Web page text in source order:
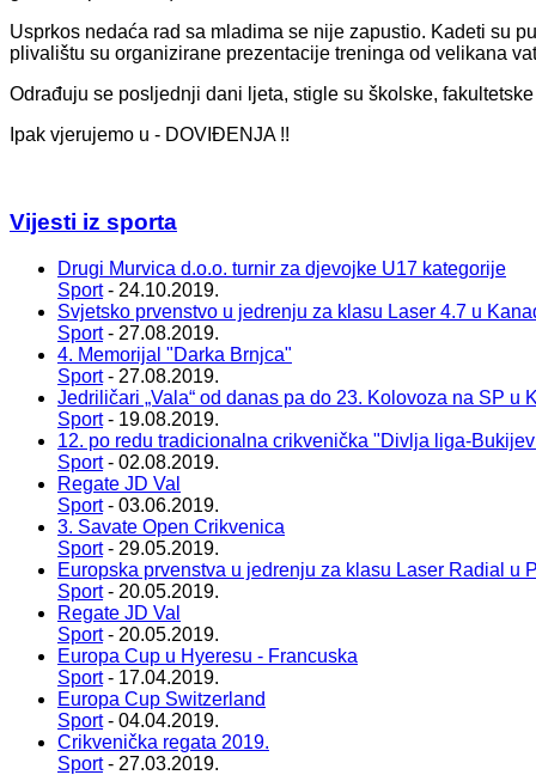
Usprkos nedaća rad sa mladima se nije zapustio. Kadeti su
plivalištu su organizirane prezentacije treninga od velikana
Odrađuju se posljednji dani ljeta, stigle su školske,
Ipak vjerujemo u - DOVIĐENJA !!
Vijesti iz sporta
Drugi Murvica d.o.o. turnir za djevojke U17 kategorije
Sport- 24.10.2019.
Svjetsko prvenstvo u jedrenju za klasu Laser 4.7 u
Sport- 27.08.2019.
4. Memorijal "Darka Brnjca"
Sport- 27.08.2019.
Jedriličari „Vala“ od danas pa do 23. Kolovoza na SP u
Sport- 19.08.2019.
12. po redu tradicionalna crikvenička "Divlja liga-
Sport- 02.08.2019.
Regate JD Val
Sport- 03.06.2019.
3. Savate Open Crikvenica
Sport- 29.05.2019.
Europska prvenstva u jedrenju za klasu Laser Radial u
Sport- 20.05.2019.
Regate JD Val
Sport- 20.05.2019.
Europa Cup u Hyeresu - Francuska
Sport- 17.04.2019.
Europa Cup Switzerland
Sport- 04.04.2019.
Crikvenička regata 2019.
Sport- 27.03.2019.